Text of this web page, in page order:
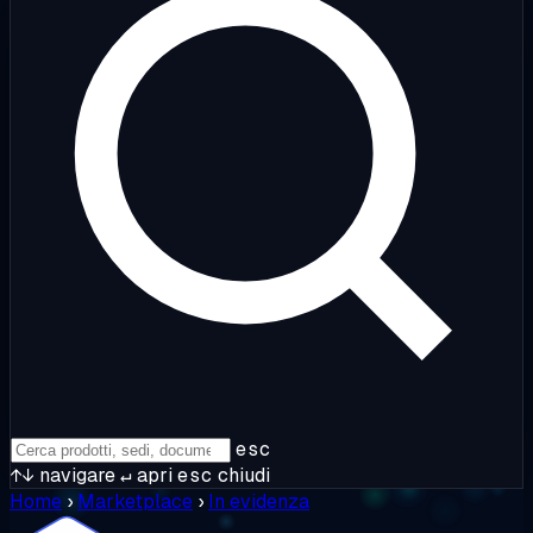
esc
↑↓ navigare↵apriesc chiudi
Home › Marketplace › In evidenza